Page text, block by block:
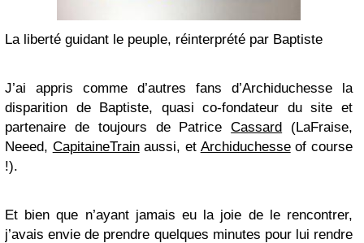
La liberté guidant le peuple, réinterprété par Baptiste
J’ai appris comme d’autres fans d’Archiduchesse la
disparition de Baptiste, quasi co-fondateur du site et
partenaire de toujours de PatriceCassard (LaFraise,
Neeed, CapitaineTrainaussi, et Archiduchesseof course
!).
Et bien que n’ayant jamais eu la joie de le rencontrer,
j’avais envie de prendre quelques minutes pour lui rendre